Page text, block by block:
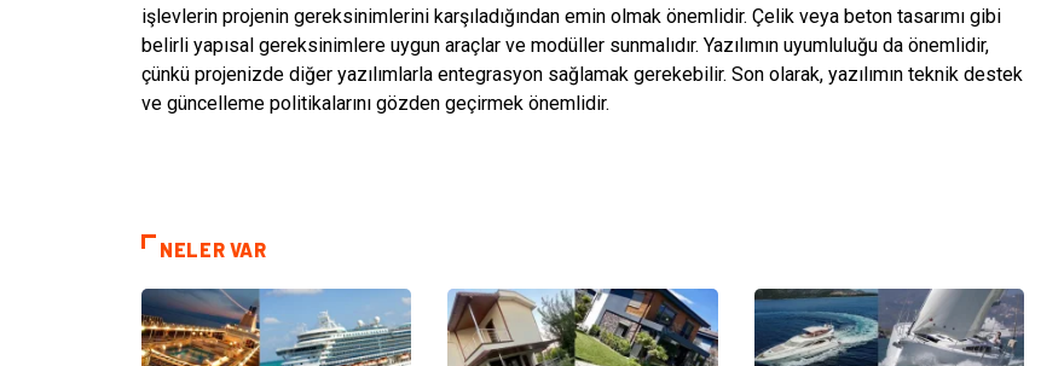
işlevlerin projenin gereksinimlerini karşıladığından emin olmak önemlidir. Çelik veya beton tasarımı gibi
belirli yapısal gereksinimlere uygun araçlar ve modüller sunmalıdır. Yazılımın uyumluluğu da önemlidir,
çünkü projenizde diğer yazılımlarla entegrasyon sağlamak gerekebilir. Son olarak, yazılımın teknik destek
ve güncelleme politikalarını gözden geçirmek önemlidir.
NELER VAR